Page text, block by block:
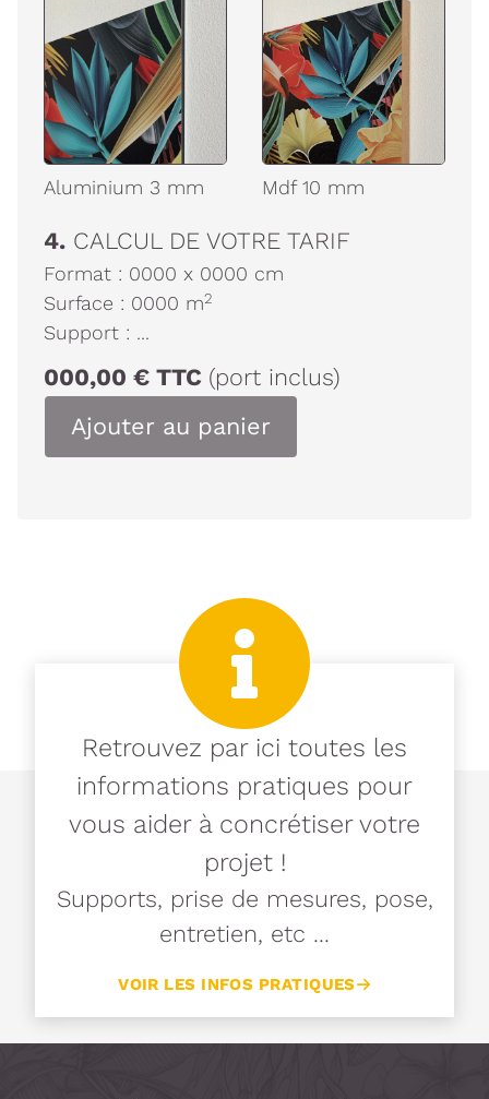
Aluminium 3 mm Mdf 10 mm
4. CALCUL DE VOTRE TARIF
Format : 0000 x 0000 cm
Surface : 0000 m2
Support : ...
000,00 € TTC (port inclus)
Ajouter au panier
Retrouvez par ici toutes les
informations pratiques pour
vous aider à concrétiser votre
projet !
Supports, prise de mesures, pose,
entretien, etc ...
VOIR LES INFOS PRATIQUES